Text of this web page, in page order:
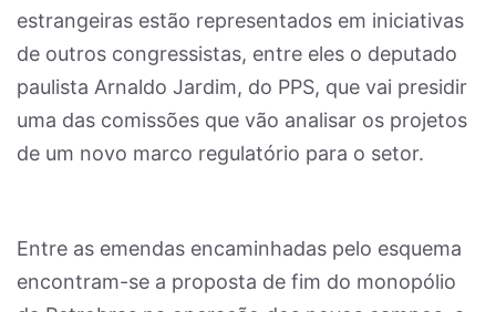
estrangeiras estão representados em iniciativas
de outros congressistas, entre eles o deputado
paulista Arnaldo Jardim, do PPS, que vai presidir
uma das comissões que vão analisar os projetos
de um novo marco regulatório para o setor.
Entre as emendas encaminhadas pelo esquema
encontram-se a proposta de fim do monopólio